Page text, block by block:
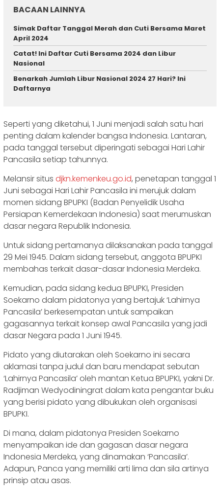
BACAAN LAINNYA
Simak Daftar Tanggal Merah dan Cuti Bersama Maret
April 2024
Catat! Ini Daftar Cuti Bersama 2024 dan Libur
Nasional
Benarkah Jumlah Libur Nasional 2024 27 Hari? Ini
Daftarnya
Seperti yang diketahui, 1 Juni menjadi salah satu hari
penting dalam kalender bangsa Indonesia. Lantaran,
pada tanggal tersebut diperingati sebagai Hari Lahir
Pancasila setiap tahunnya.
Melansir situs djkn.kemenkeu.go.id, penetapan tanggal 1
Juni sebagai Hari Lahir Pancasila ini merujuk dalam
momen sidang BPUPKI (Badan Penyelidik Usaha
Persiapan Kemerdekaan Indonesia) saat merumuskan
dasar negara Republik Indonesia.
Untuk sidang pertamanya dilaksanakan pada tanggal
29 Mei 1945. Dalam sidang tersebut, anggota BPUPKI
membahas terkait dasar-dasar Indonesia Merdeka.
Kemudian, pada sidang kedua BPUPKI, Presiden
Soekarno dalam pidatonya yang bertajuk ‘Lahirnya
Pancasila’ berkesempatan untuk sampaikan
gagasannya terkait konsep awal Pancasila yang jadi
dasar Negara pada 1 Juni 1945.
Pidato yang diutarakan oleh Soekarno ini secara
aklamasi tanpa judul dan baru mendapat sebutan
‘Lahirnya Pancasila’ oleh mantan Ketua BPUPKI, yakni Dr.
Radjiman Wedyodiningrat dalam kata pengantar buku
yang berisi pidato yang dibukukan oleh organisasi
BPUPKI.
Di mana, dalam pidatonya Presiden Soekarno
menyampaikan ide dan gagasan dasar negara
Indonesia Merdeka, yang dinamakan ‘Pancasila’.
Adapun, Panca yang memiliki arti lima dan sila artinya
prinsip atau asas.